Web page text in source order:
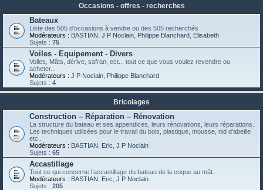
Occasions - offres - recherches
Bateaux
Liste des 505 d'occasions à vendre ou des 505 recherchés
Modérateurs : BASTIAN J P Noclain Philippe Blanchard Elisabeth
Sujets : 75
Voiles - Equipement - Divers
Voiles, Mâts, dérive, safran, ect... tout ce que vous voulez revendre ou
acheter...
Modérateurs : J P Noclain Philippe Blanchard
Sujets : 4
Bricolages
Construction – Réparation – Rénovation
La structure du bateau et ses appendices, leurs rénovations, leurs réparations.
Les techniques utilisées pour le travail du bois, plastique, mousse, nid d’abeille
etc..
Modérateurs : BASTIAN Eric J P Noclain
Sujets : 65
Accastillage
Tout ce qui concerne l’accastillage du bateau de la coque au mât.
Modérateurs : BASTIAN Eric J P Noclain
Sujets : 205